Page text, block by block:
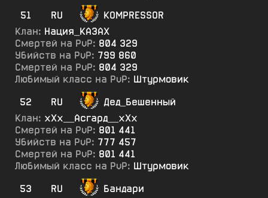
51
RU
KOMPRESSOR
Клан: Нация_КА3АХ
Смертей на PvP: 804 329
Убийств на PvP: 799 860
Смертей на PvP: 804 329
Любимый класс на PvP: Штурмовик
52
RU
Дед_Бешенный
Клан: хХх__Асгард__хХх
Смертей на PvP: 801 441
Убийств на PvP: 777 457
Смертей на PvP: 801 441
Любимый класс на PvP: Штурмовик
53
RU
Бандари